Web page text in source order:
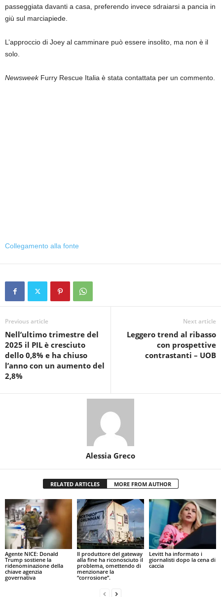
passeggiata davanti a casa, preferendo invece sdraiarsi a pancia in
giù sul marciapiede.
L’approccio di Joey al camminare può essere insolito, ma non è il
solo.
NewsweekFurry Rescue Italia è stata contattata per un commento.
Collegamento alla fonte
Previous article
Nell’ultimo trimestre del
2025 il PIL è cresciuto
dello 0,8% e ha chiuso
l’anno con un aumento del
2,8%
Next article
Leggero trend al ribasso
con prospettive
contrastanti – UOB
Alessia Greco
RELATED ARTICLES MORE FROM AUTHOR
Agente NICE: Donald
Trump sostiene la
ridenominazione della
chiave agenzia
governativa
Il produttore del gateway
alla fine ha riconosciuto il
problema, omettendo di
menzionare la
“corrosione”.
Levitt ha informato i
giornalisti dopo la cena di
caccia